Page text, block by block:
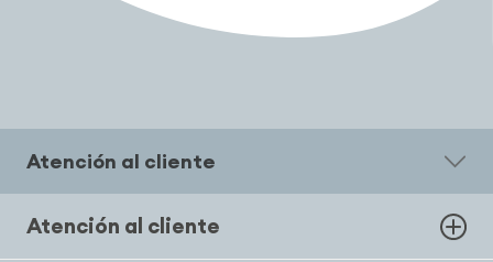
Atención al cliente
Atención al cliente